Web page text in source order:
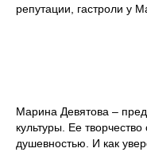
репутации, гастроли у
Марина Девятова –
культуры. Ее
душевностью. И как